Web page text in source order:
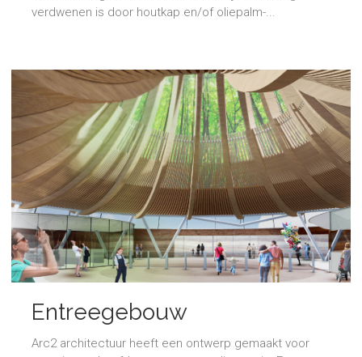
verdwenen is door houtkap en/of oliepalm-...
Entreegebouw
Arc2 architectuur heeft een ontwerp gemaakt voor